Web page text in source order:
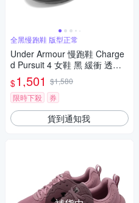
全黑慢跑鞋 版型正常
Under Armour 慢跑鞋 Charge
d Pursuit 4 女鞋 黑 緩衝 透氣
全黑 運動鞋 UA 3028261002
$1,501 $1,580
限時下殺
券
貨到通知我